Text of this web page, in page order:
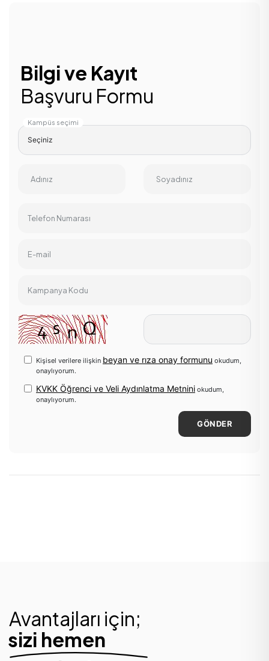
Bilgi ve Kayıt
Başvuru Formu
Kampüs seçimi
Adınız Soyadınız
Telefon Numarası
E-mail
Kampanya Kodu
Kişisel verilere ilişkin beyan ve rıza onay formunu okudum,
onaylıyorum.
KVKK Öğrenci ve Veli Aydınlatma Metnini okudum,
onaylıyorum.
GÖNDER
Avantajları için;
sizi hemen